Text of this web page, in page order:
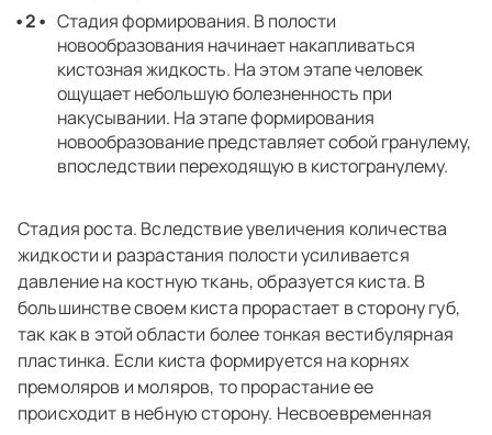
Стадия формирования. В полости
новообразования начинает накапливаться
кистозная жидкость. На этом этапе человек
ощущает небольшую болезненность при
накусывании. На этапе формирования
новообразование представляет собой гранулему,
впоследствии переходящую в кистогранулему.
Стадия роста. Вследствие увеличения количества
жидкости и разрастания полости усиливается
давление на костную ткань, образуется киста. В
большинстве своем киста прорастает в сторону губ,
так как в этой области более тонкая вестибулярная
пластинка. Если киста формируется на корнях
премоляров и моляров, то прорастание ее
происходит в небную сторону. Несвоевременная